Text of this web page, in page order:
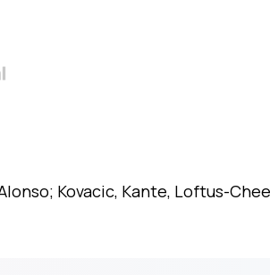
Kovacic, Kante, Loftus-